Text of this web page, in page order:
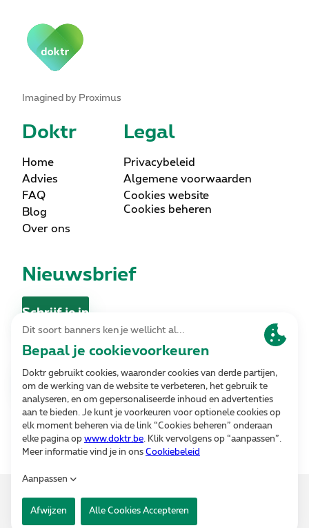
Imagined by Proximus
Doktr
Home
Advies
FAQ
Blog
Over ons
Legal
Privacybeleid
Algemene voorwaarden
Cookies website
Cookies beheren
Nieuwsbrief
Schrijf je in
Contact
Contacteer ons
Volg ons
v6296